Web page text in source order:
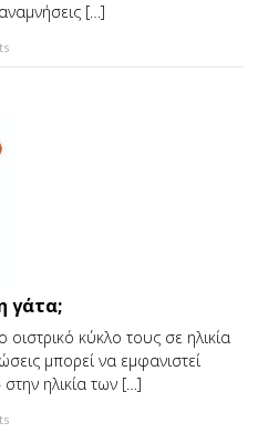
[…]
γάτα;
κύκλο τους σε ηλικία
μπορεί να εμφανιστεί
ηλικία των […]